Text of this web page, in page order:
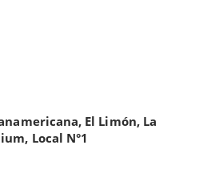
El Limón, La
Local N°1